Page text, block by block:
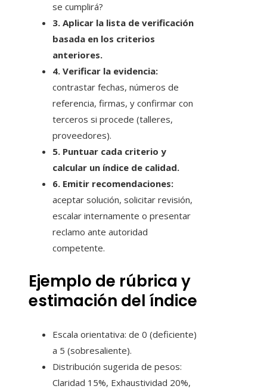
se cumplirá?
3. Aplicar la lista de verificación
basada en los criterios
anteriores.
4. Verificar la evidencia:
contrastar fechas, números de
referencia, firmas, y confirmar con
terceros si procede (talleres,
proveedores).
5. Puntuar cada criterio y
calcular un índice de calidad.
6. Emitir recomendaciones:
aceptar solución, solicitar revisión,
escalar internamente o presentar
reclamo ante autoridad
competente.
Ejemplo de rúbrica y
estimación del índice
Escala orientativa: de 0 (deficiente)
a 5 (sobresaliente).
Distribución sugerida de pesos:
Claridad 15%, Exhaustividad 20%,